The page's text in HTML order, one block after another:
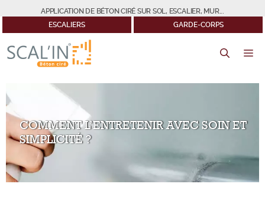
au
contenu
APPLICATION DE BÉTON CIRÉ SUR SOL, ESCALIER, MUR...
ESCALIERS
GARDE-CORPS
COMMENT L’ENTRETENIR AVEC SOIN ET
SIMPLICITÉ ?